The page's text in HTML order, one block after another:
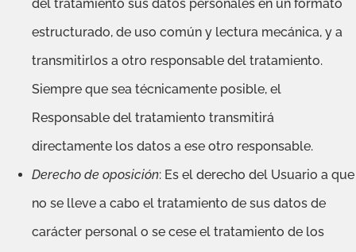
del tratamiento sus datos personales en un formato
estructurado, de uso común y lectura mecánica, y a
transmitirlos a otro responsable del tratamiento.
Siempre que sea técnicamente posible, el
Responsable del tratamiento transmitirá
directamente los datos a ese otro responsable.
Derecho de oposición: Es el derecho del Usuario a que
no se lleve a cabo el tratamiento de sus datos de
carácter personal o se cese el tratamiento de los